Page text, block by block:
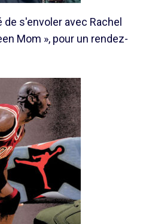
s'envoler avec Rachel
Mom », pour un rendez-